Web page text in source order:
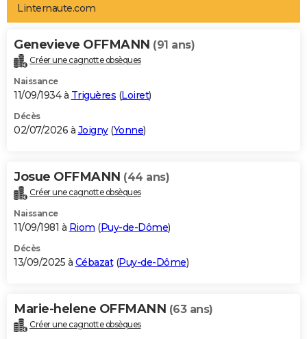
Art de vivre
Bien-être
Loisirs
Mode
Modes de vie
Alimentation
Guide de la santé
Maladies
Médicaments
Sommeil
VOYAGE
Destinations
City break
Voyage nature
Voyage de noces
Forum
Climat
+PHOTO
GUIDES D'ACHAT
BONS PLANS
Carte de Noël
Carte Bonne année
Carte Saint-Valentin
Carte Pâques
Carte d'anniversaire
DICTIONNAIRE
Dictionnaire
Biographies
Citations
Expressions
Proverbes
PROGRAMME TV
S'inscrire
Se connecter
Lycées
Collèges
Primaires
Universités
Entreprises
Service militaire
Avis de recherche
AVIS DE DÉCÈS
Bricolage
Lifestyle
Culture
Sport
Auto
Television
Voyage
Cinema
Linternaute.com
Genevieve OFFMANN (91 ans)
Créer une cagnotte obsèques
Naissance
11/09/1934 à Triguères (Loiret)
Décès
02/07/2026 à Joigny(Yonne)
Josue OFFMANN (44 ans)
Créer une cagnotte obsèques
Naissance
11/09/1981 à Riom (Puy-de-Dôme)
Décès
13/09/2025 à Cébazat(Puy-de-Dôme)
Marie-helene OFFMANN (63 ans)
Créer une cagnotte obsèques